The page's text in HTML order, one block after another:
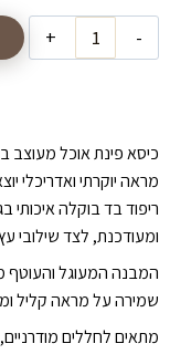
כיסא פינת אוכל מעוצב
מראה יוקרתי ואדריכלי
ריפוד בד בוקלה
ומעודכנת, לצד שילובי
המבנה המעוגל והעוטף
שמירה על מראה קליל
מתאים לחללים מודרניים,
כמות
של